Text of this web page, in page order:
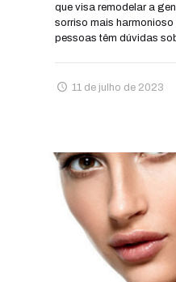
que visa remodelar a
sorriso mais
pessoas têm dúvidas
11 de julho de 2023